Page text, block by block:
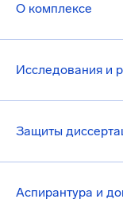
О комплексе
Исследования и
Защиты
Аспирантура и